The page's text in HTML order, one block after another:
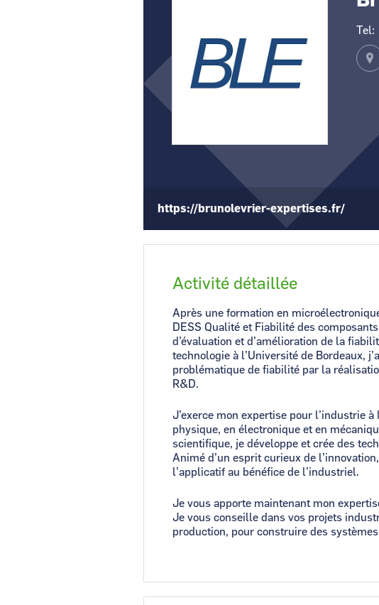
CCI Business
Tel
https://brunolevrier-expertises.fr/
Activité détaillée
Après une formation en
DESS Qualité et Fiabilité des
d’évaluation et d’amélioration de la
technologie à l’Université de Bordeaux,
problématique de fiabilité par la
R&D.
J’exerce mon expertise pour l’industrie
physique, en électronique et en
scientifique, je développe et crée des
Animé d’un esprit curieux de
l’applicatif au bénéfice de l’industriel.
Je vous apporte maintenant mon
Je vous conseille dans vos projets
production, pour construire des